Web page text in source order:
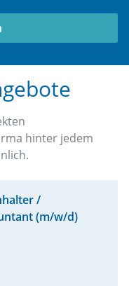
hinter jedem
/
(m/w/d)